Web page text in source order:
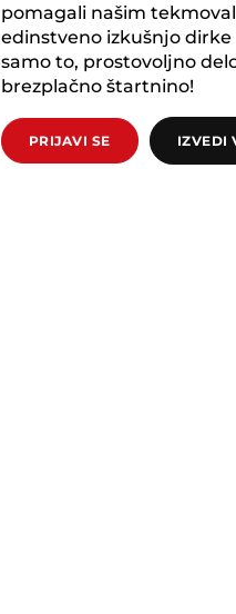
pomagali našim
edinstveno izkušnjo dirke
samo to, prostovoljno
brezplačno štartnino!
PRIJAVI SE IZVEDI